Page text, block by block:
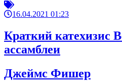
16.04.2021 01:23
Краткий катехизис
ассамблеи
Джеймс Фишер